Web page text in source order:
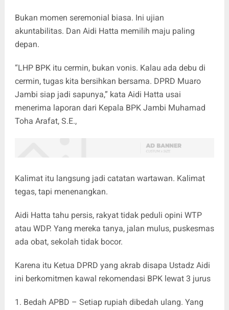
Bukan momen seremonial biasa. Ini ujian
akuntabilitas. Dan Aidi Hatta memilih maju paling
depan.
“LHP BPK itu cermin, bukan vonis. Kalau ada debu di
cermin, tugas kita bersihkan bersama. DPRD Muaro
Jambi siap jadi sapunya,” kata Aidi Hatta usai
menerima laporan dari Kepala BPK Jambi Muhamad
Toha Arafat, S.E.,
Kalimat itu langsung jadi catatan wartawan. Kalimat
tegas, tapi menenangkan.
Aidi Hatta tahu persis, rakyat tidak peduli opini WTP
atau WDP. Yang mereka tanya, jalan mulus, puskesmas
ada obat, sekolah tidak bocor.
Karena itu Ketua DPRD yang akrab disapa Ustadz Aidi
ini berkomitmen kawal rekomendasi BPK lewat 3 jurus
1. Bedah APBD – Setiap rupiah dibedah ulang. Yang